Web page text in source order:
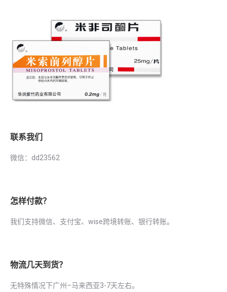
联系我们
微信：dd23562
怎样付款？
我们支持微信、支付宝、wise跨境转账、银行转账。
物流几天到货？
无特殊情况下广州–马来西亚3-7天左右。